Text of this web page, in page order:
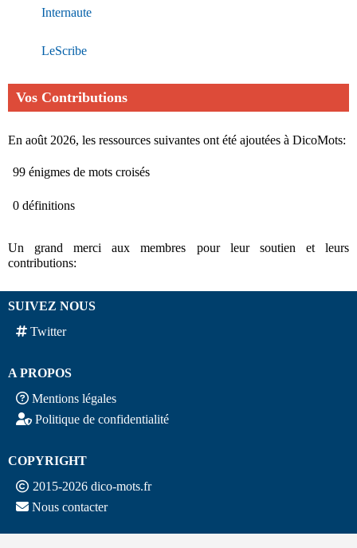
Internaute
LeScribe
Vos Contributions
En août 2026, les ressources suivantes ont été ajoutées à DicoMots:
99 énigmes de mots croisés
0 définitions
Un grand merci aux membres pour leur soutien et leurs
contributions:
SUIVEZ NOUS
Twitter
A PROPOS
Mentions légales
Politique de confidentialité
COPYRIGHT
2015-2026 dico-mots.fr
Nous contacter